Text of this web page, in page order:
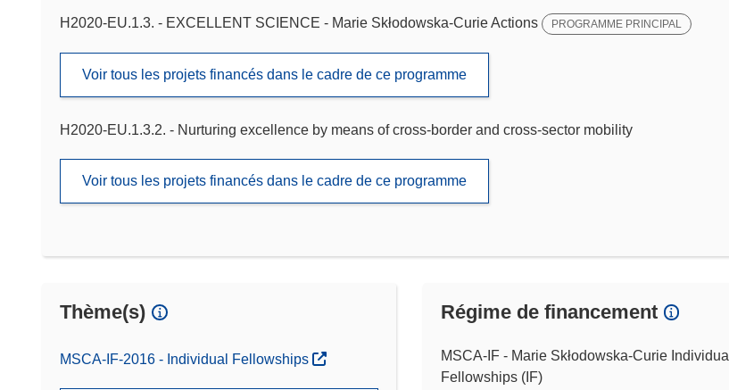
H2020-EU.1.3. - EXCELLENT SCIENCE - Marie Skłodowska-Curie Actions PROGRAMME PRINCIPAL
Voir tous les projets financés dans le cadre de ce programme
H2020-EU.1.3.2. - Nurturing excellence by means of cross-border and cross-sector mobility
Voir tous les projets financés dans le cadre de ce programme
Thème(s)
MSCA-IF-2016 - Individual Fellowships
Régime de financement
MSCA-IF - Marie Skłodowska-Curie Individual
Fellowships (IF)